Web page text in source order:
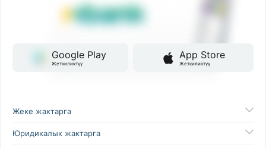
Google Play
Жеткиликтүү
App Store
Жеткиликтүү
Жеке жактарга
Юридикалык жактарга